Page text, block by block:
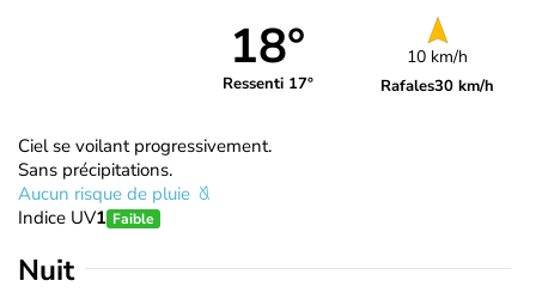
18°
Ressenti 17°
10 km/h
Rafales30 km/h
Ciel se voilant progressivement.
Sans précipitations.
Aucun risque de pluie
Indice UV1 Faible
Nuit